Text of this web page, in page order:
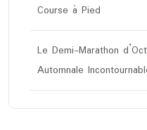
Course à Pied
Le Demi-Marathon
Automnale